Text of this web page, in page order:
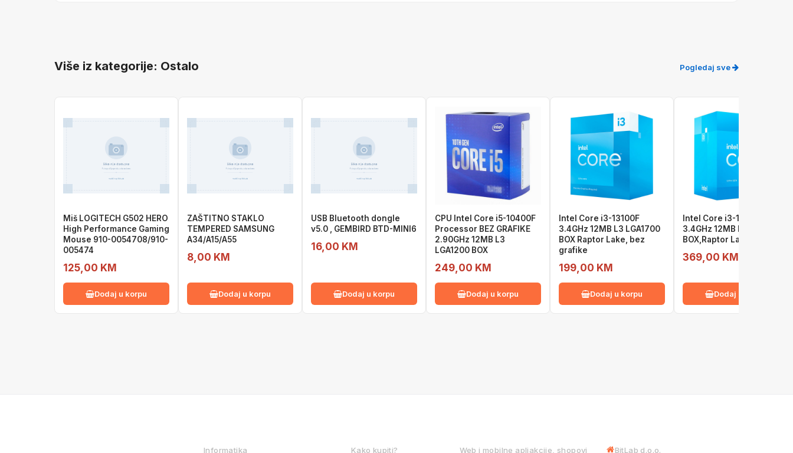
Više iz kategorije: Ostalo Pogledaj sve
Miš LOGITECH G502 HERO
High Performance Gaming
Mouse 910-0054708/910-
005474
125,00 KM
Dodaj u korpu
ZAŠTITNO STAKLO
TEMPERED SAMSUNG
A34/A15/A55
8,00 KM
Dodaj u korpu
USB Bluetooth dongle
v5.0 , GEMBIRD BTD-MINI6
16,00 KM
Dodaj u korpu
CPU Intel Core i5-10400F
Processor BEZ GRAFIKE
2.90GHz 12MB L3
LGA1200 BOX
249,00 KM
Dodaj u korpu
Intel Core i3-13100F
3.4GHz 12MB L3 LGA1700
BOX Raptor Lake, bez
grafike
199,00 KM
Dodaj u korpu
Intel Core i3-13100
3.4GHz 12MB L3 LGA1700
BOX,Raptor Lake
369,00 KM
Dodaj u korpu
Informatika Kako kupiti? Web i mobilne apliakcije, shopovi BitLab d.o.o.